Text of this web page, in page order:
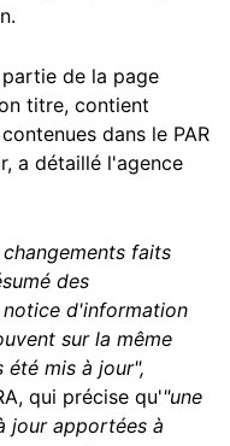
de la page
titre, contient
dans le PAR
a détaillé l'agence
faits
des
d'information
sur la même
été mis à jour",
qui précise qu'"une
jour apportées à